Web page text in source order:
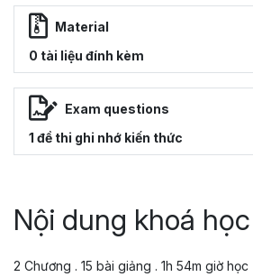
Material
0 tài liệu đính kèm
Exam questions
1 đề thi ghi nhớ kiến thức
Nội dung khoá học
2 Chương . 15 bài giảng . 1h 54m giờ học